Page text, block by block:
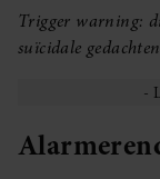
Trigger warning:
suïcidale